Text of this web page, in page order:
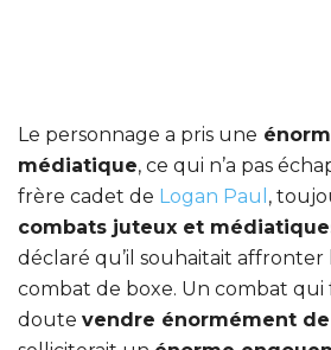
Le personnage a pris une
médiatique, ce qui n’a pas
frère cadet de Logan Paul ,
combats juteux et
déclaré qu’il souhaitait affronter
combat de boxe. Un combat qui
doute vendre énormément